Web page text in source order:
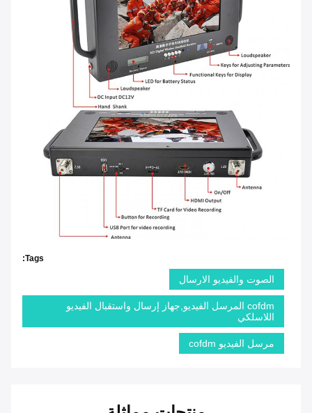
Tags:
الصوت والفيديو الارسال
cofdm المرسل الفيديو,جهاز إرسال واستقبال الفيديو
اللاسلكي
مرسل الفيديو cofdm